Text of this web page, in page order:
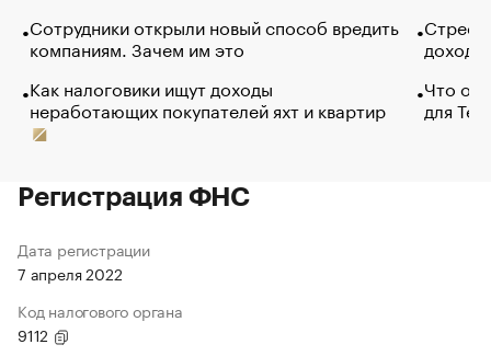
Сотрудники открыли новый способ вредить
компаниям. Зачем им это
Как налоговики ищут доходы
неработающих покупателей яхт и квартир
Что
для
Регистрация ФНС
Дата регистрации
7 апреля 2022
Код налогового органа
9112